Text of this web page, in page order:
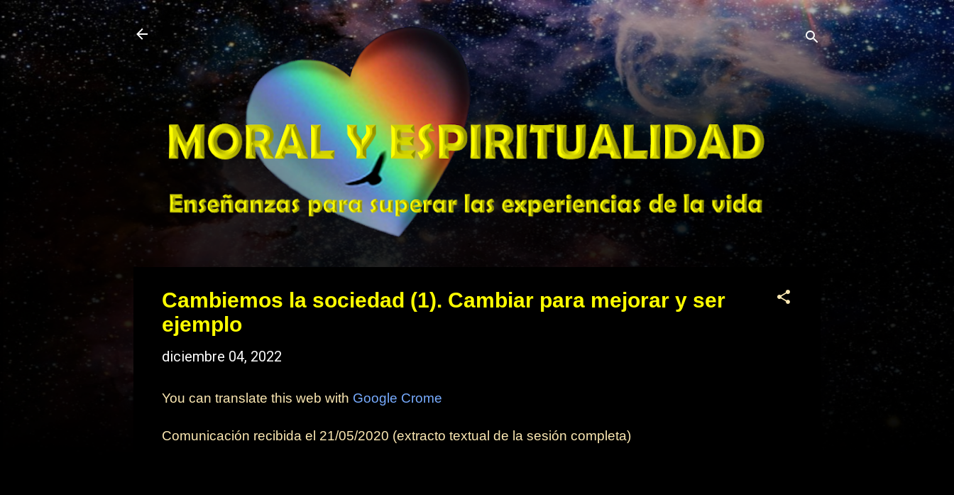
Ir al contenido principal
Cambiemos la sociedad (1). Cambiar para mejorar y ser
ejemplo
diciembre 04, 2022
You can translate this web with Google Crome
Comunicación recibida el 21/05/2020 (extracto textual de la sesión completa)